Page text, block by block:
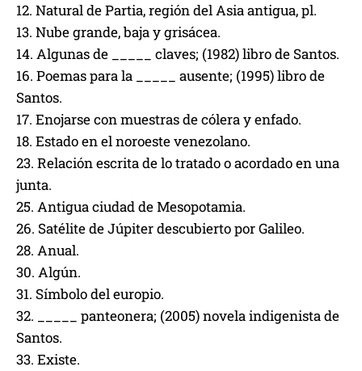
12. Natural de Partia, región del Asia antigua, pl.
13. Nube grande, baja y grisácea.
14. Algunas de _____ claves; (1982) libro de Santos.
16. Poemas para la _____ ausente; (1995) libro de
Santos.
17. Enojarse con muestras de cólera y enfado.
18. Estado en el noroeste venezolano.
23. Relación escrita de lo tratado o acordado en una
junta.
25. Antigua ciudad de Mesopotamia.
26. Satélite de Júpiter descubierto por Galileo.
28. Anual.
30. Algún.
31. Símbolo del europio.
32. _____ panteonera; (2005) novela indigenista de
Santos.
33. Existe.